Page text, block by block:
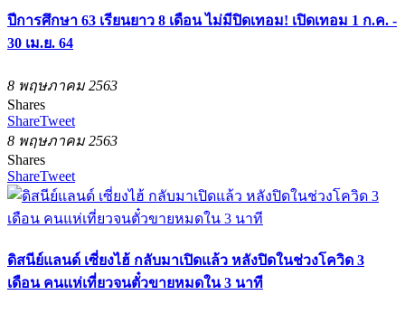
ปีการศึกษา 63 เรียนยาว 8 เดือน ไม่มีปิดเทอม! เปิดเทอม 1 ก.ค. -
30 เม.ย. 64
8 พฤษภาคม 2563
Shares
ShareTweet
8 พฤษภาคม 2563
Shares
ShareTweet
ดิสนีย์แลนด์ เซี่ยงไฮ้ กลับมาเปิดแล้ว หลังปิดในช่วงโควิด 3
เดือน คนแห่เที่ยวจนตั๋วขายหมดใน 3 นาที